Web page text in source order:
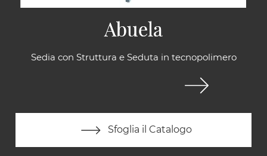
Sedia con Struttura e Seduta in tecnopolimero
Sfoglia il Catalogo
Abuela
Abuela